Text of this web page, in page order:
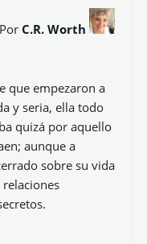
Por C.R. Worth
que empezaron a
y seria, ella todo
quizá por aquello
aunque a
sobre su vida
relaciones